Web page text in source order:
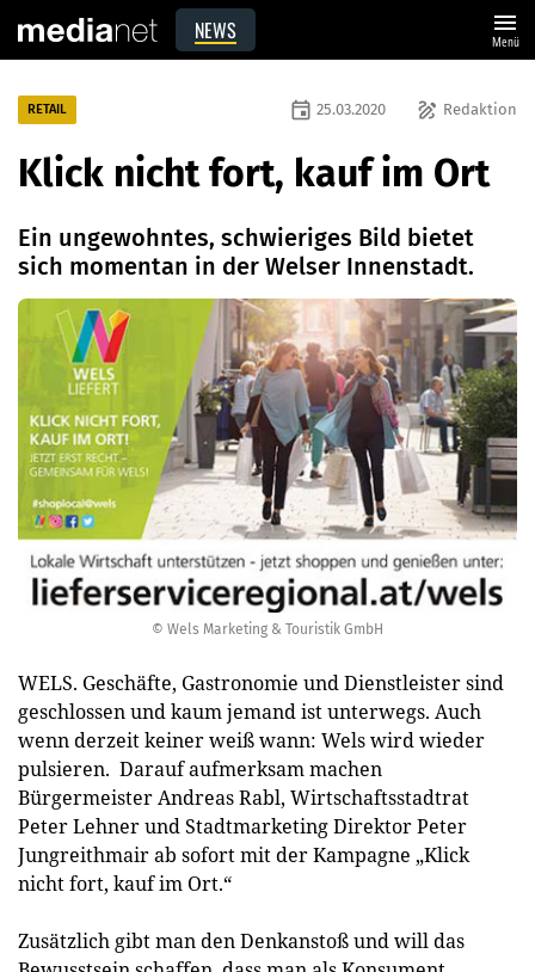
NEWS menu
Menü
© Wels Marketing & Touristik GmbH
RETAIL draw Redaktion
event 25.03.2020
Klick nicht fort, kauf im Ort
Ein ungewohntes, schwieriges Bild bietet
sich momentan in der Welser Innenstadt.
WELS. Geschäfte, Gastronomie und Dienstleister sind
geschlossen und kaum jemand ist unterwegs. Auch
wenn derzeit keiner weiß wann: Wels wird wieder
pulsieren. Darauf aufmerksam machen
Bürgermeister Andreas Rabl, Wirtschaftsstadtrat
Peter Lehner und Stadtmarketing Direktor Peter
Jungreithmair ab sofort mit der Kampagne „Klick
nicht fort, kauf im Ort.“
Zusätzlich gibt man den Denkanstoß und will das